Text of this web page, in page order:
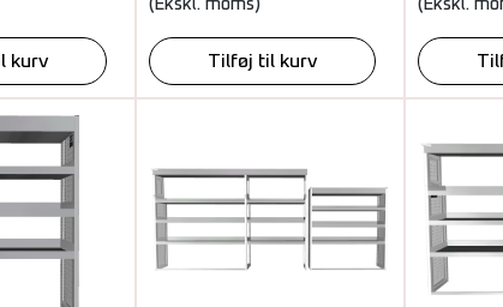
kurv
(Ekskl. moms)
Tilføj til kurv
(Ekskl.